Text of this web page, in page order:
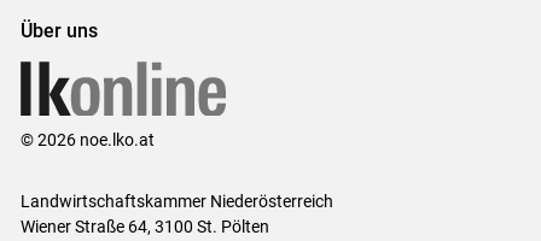
Über uns
© 2026 noe.lko.at
Landwirtschaftskammer Niederösterreich
Wiener Straße 64, 3100 St. Pölten